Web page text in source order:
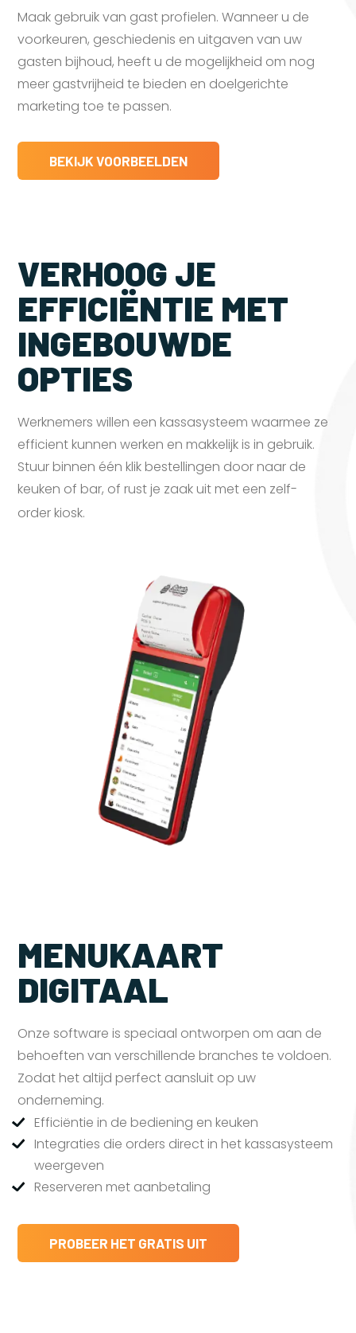
Maak gebruik van gast profielen. Wanneer u de
voorkeuren, geschiedenis en uitgaven van uw
gasten bijhoud, heeft u de mogelijkheid om nog
meer gastvrijheid te bieden en doelgerichte
marketing toe te passen.
BEKIJK VOORBEELDEN
VERHOOG JE
EFFICIËNTIE MET
INGEBOUWDE
OPTIES
Werknemers willen een kassasysteem waarmee ze
efficient kunnen werken en makkelijk is in gebruik.
Stuur binnen één klik bestellingen door naar de
keuken of bar, of rust je zaak uit met een zelf-
order kiosk.
MENUKAART
DIGITAAL
Onze software is speciaal ontworpen om aan de
behoeften van verschillende branches te voldoen.
Zodat het altijd perfect aansluit op uw
onderneming.
Efficiëntie in de bediening en keuken
Integraties die orders direct in het kassasysteem
weergeven
Reserveren met aanbetaling
PROBEER HET GRATIS UIT